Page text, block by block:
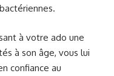
à votre ado une
à son âge, vous lui
confiance au